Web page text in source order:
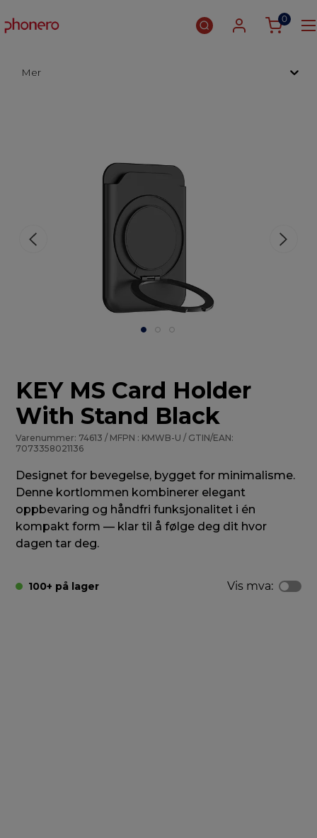
0
Mer
KEY MS Card Holder
With Stand Black
Varenummer: 74613 / MFPN : KMWB-U / GTIN/EAN:
7073358021136
Designet for bevegelse, bygget for minimalisme.
Denne kortlommen kombinerer elegant
oppbevaring og håndfri funksjonalitet i én
kompakt form — klar til å følge deg dit hvor
dagen tar deg.
100+ på lager Vis mva: